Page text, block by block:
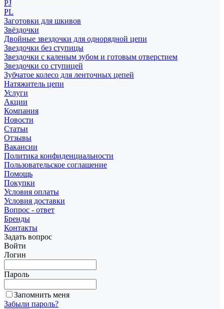
PJ
PL
Заготовки для шкивов
Звёздочки
Двойные звездочки для однорядной цепи
Звездочки без ступицы
Звездочки с каленым зубом и готовым отверстием
Звездочки со ступицей
Зубчатое колесо для ленточных цепей
Натяжитель цепи
Услуги
Акции
Компания
Новости
Статьи
Отзывы
Вакансии
Политика конфиденциальности
Пользовательское соглашение
Помощь
Покупки
Условия оплаты
Условия доставки
Вопрос - ответ
Бренды
Контакты
Задать вопрос
Войти
Логин
Пароль
Запомнить меня
Забыли пароль?